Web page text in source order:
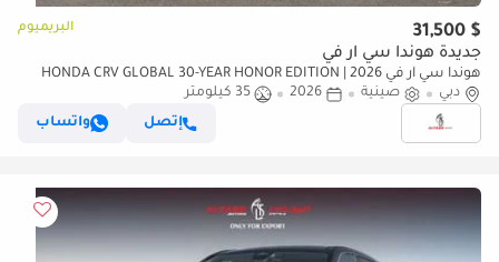
$ 31,500 البريميوم
جديدة هوندا سي آر في
هوندا سي آر في 2026 | HONDA CRV GLOBAL 30-YEAR HONOR EDITION
240TURBO 2WD FRONTIER [ EXPORT ONLY ]
دبي صينية 2026
35 كيلومتر
إتصل
واتساب